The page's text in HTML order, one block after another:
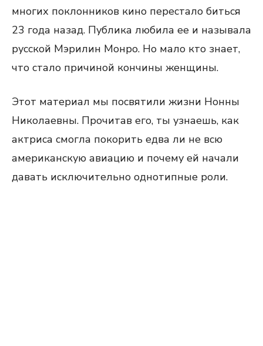
многих поклонников кино перестало биться
23 года назад. Публика любила ее и называла
русской Мэрилин Монро. Но мало кто знает,
что стало причиной кончины женщины.
Этот материал мы посвятили жизни Нонны
Николаевны. Прочитав его, ты узнаешь, как
актриса смогла покорить едва ли не всю
американскую авиацию и почему ей начали
давать исключительно однотипные роли.